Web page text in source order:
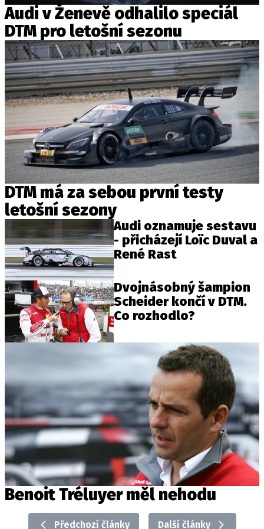
ČEŠI V AKCI
FIA CEZ & POHÁRY
MEZINÁRODNÍ SCÉNA
SLEDUJTE NÁS NA|
Máte příběh, fotku nebo video?
Pošlete e-mail na autoroad.cz
ETICKÝ KODEX
KONTAKT
VYDAVATEL
INZERCE
OSOBNÍ ÚDAJE / COOKIES
Provozovatelem serveru autoroad.cz je
INCORP MEDIA GROUP s.r.o., IČ: 118 23 054
Audi v Ženevě odhalilo speciál
DTM pro letošní sezonu
DTM má za sebou první testy
letošní sezony
Audi oznamuje sestavu
- přicházejí Loïc Duval a
René Rast
Dvojnásobný šampion
Scheider končí v DTM.
Co rozhodlo?
Benoit Tréluyer měl nehodu
Předchozí články Další články